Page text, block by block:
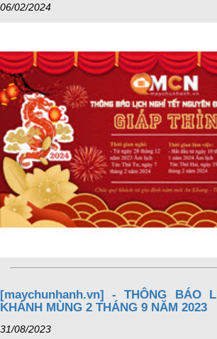
06/02/2024
[maychunhanh.vn] - THÔNG BÁO
KHÁNH MÙNG 2 THÁNG 9 NĂM 2023
31/08/2023